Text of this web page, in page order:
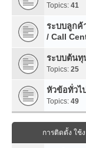
Topics: 41
ระบบลูกค้
/ Call
ระบบต้นทุ
Topics: 25
หัวข้อทั่วไป
Topics: 49
การติดตั้ง ใช้